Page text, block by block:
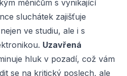
měničům s vynikající
sluchátek zajišťuje
ve studiu, ale i s
Uzavřená
hluk v pozadí, což vám
se na kritický poslech, ale